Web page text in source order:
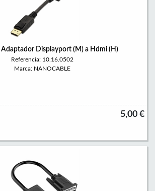
Adaptador Displayport (M) a Hdmi (H)
Referencia: 10.16.0502
Marca: NANOCABLE
5,00 €